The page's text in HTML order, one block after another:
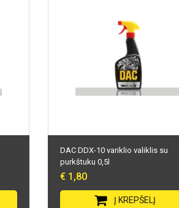
DAC DDX-10 variklio valiklis su
purkštuku 0,5l
€ 1,80
Į KREPŠELĮ